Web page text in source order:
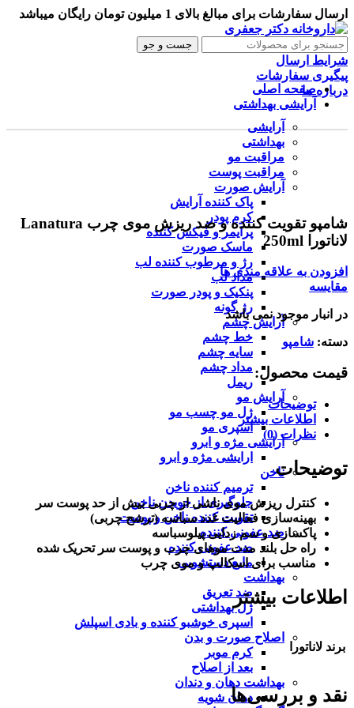
ارسال سفارشات برای مبالغ بالای 1 میلیون تومان رایگان میباشد
جست و جو
شرایط ارسال
پیگیری سفارشات
درباره ماصفحه اصلی
آرایشی بهداشتی
آرایشی
بهداشتی
مراقبت مو
مراقبت پوست
آرایش صورت
پاک کننده آرایش
کرم پودر
پرایمر و فیکس کننده
ماسک صورت
رژ و مرطوب کننده لب
مداد لب
پنکیک و پودر صورت
رژ گونه
آرایش چشم
خط چشم
سایه چشم
مداد چشم
ریمل
آرایش مو
ژل مو چسب مو
اسپری مو
آرایشی مژه و ابرو
ارایشی مژه و ابرو
ناخن
ترمیم کننده ناخن
جلوگیری از جویدن ناخن
تقویت کننده ناخن و پوست
ضد عفونی کننده
ضد عفونی کننده
مایع دستشویی
بهداشت
ضد تعریق
ژل بهداشتی
اسپری خوشبو کننده و بادی اسپلش
اصلاح صورت و بدن
کرم موبر
بعد از اصلاح
بهداشت دهان و دندان
دهان شویه
برای بزرگنمایی کلیک کنید
شامپو تقویت کننده و ضد ریزش موی چرب Lanatura
لاناتورا 250ml
افزودن به علاقه مندی ها
مقایسه
در انبار موجود نمی باشد
دسته: شامپو
قیمت محصول:​
توضیحات
اطلاعات بیشتر
نظرات (0)
توضیحات
کنترل ریزش موی ناشی از چربی بیش از حد پوست سر
بهینه‌سازی فعالیت غدد سباسه (ترشح چربی)
پاکسازی و سم زدایی پیلوسباسه
راه حل بلند مدت موهای چرب و پوست سر تحریک شده
مناسب برای اسکالپ و موی چرب
اطلاعات بیشتر
برند لاناتورا
نقد و بررسی‌ها